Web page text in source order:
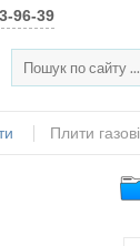
96-39
Плити газові